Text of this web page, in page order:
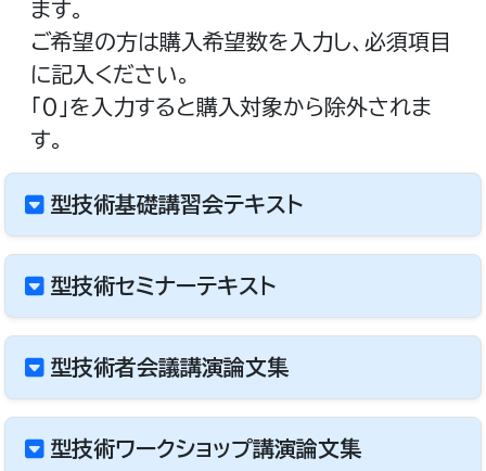
ます。
ご希望の方は購入希望数を入力し、必須項目
に記入ください。
「0」を入力すると購入対象から除外されま
す。
型技術基礎講習会テキスト
型技術セミナーテキスト
型技術者会議講演論文集
型技術ワークショップ講演論文集